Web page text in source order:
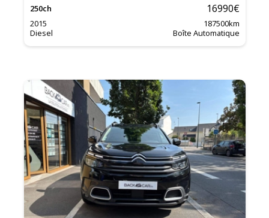
250ch 16990€
2015 187500km
Diesel
Boîte Automatique